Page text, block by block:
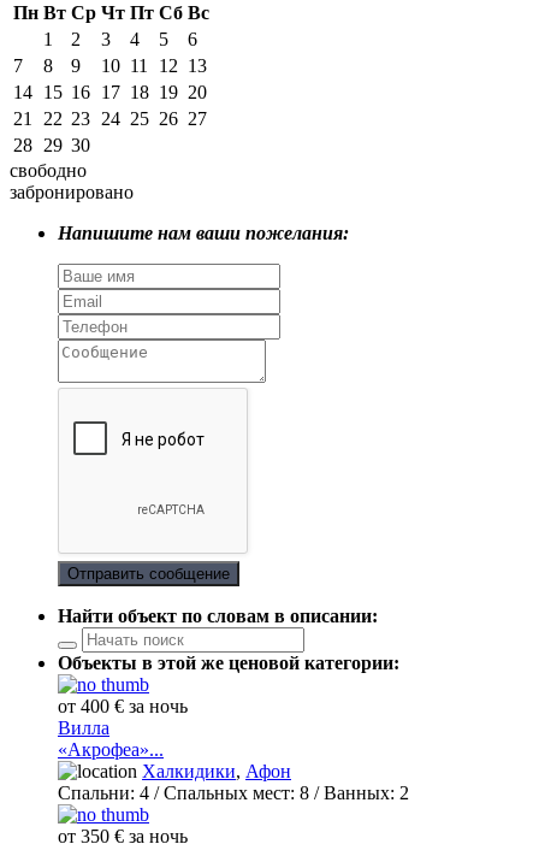
Пн Вт Ср Чт Пт Сб Вс
1
2 3 4 5
6
7
8 9 10 11 12 13
14 15 16 17 18 19 20
21
22 23 24 25 26 27
28 29 30
свободно
забронировано
Напишите нам ваши пожелания:
Отправить сообщение
Найти объект по словам в описании:
Объекты в этой же ценовой категории:
от 400 € за ночь
Вилла
«Акрофеа»...
Халкидики, Афон
Спальни: 4 / Спальных мест: 8 /Ванных: 2
от 350 € за ночь